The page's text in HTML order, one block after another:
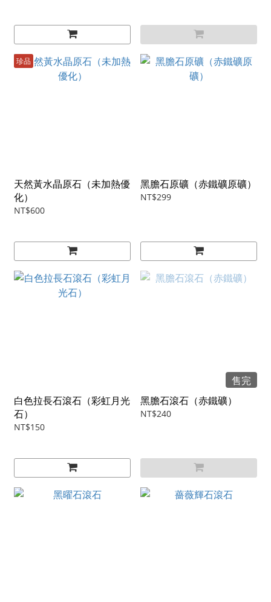
珍品
天然黃水晶原石（未加熱優
化）
NT$600
黑膽石原礦（赤鐵礦原礦）
NT$299
白色拉長石滾石（彩虹月光
石）
NT$150
售完
黑膽石滾石（赤鐵礦）
NT$240